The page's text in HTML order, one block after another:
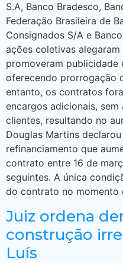
S.A, Banco Bradesco,
Federação Brasileira de
Consignados S/A e
ações coletivas
promoveram publicidade
oferecendo prorrogação
entanto, os contratos
encargos adicionais,
clientes, resultando no
Douglas Martins
refinanciamento que
contrato entre 16 de
seguintes. A única
do contrato no momento
Juiz ordena
construção
Luís